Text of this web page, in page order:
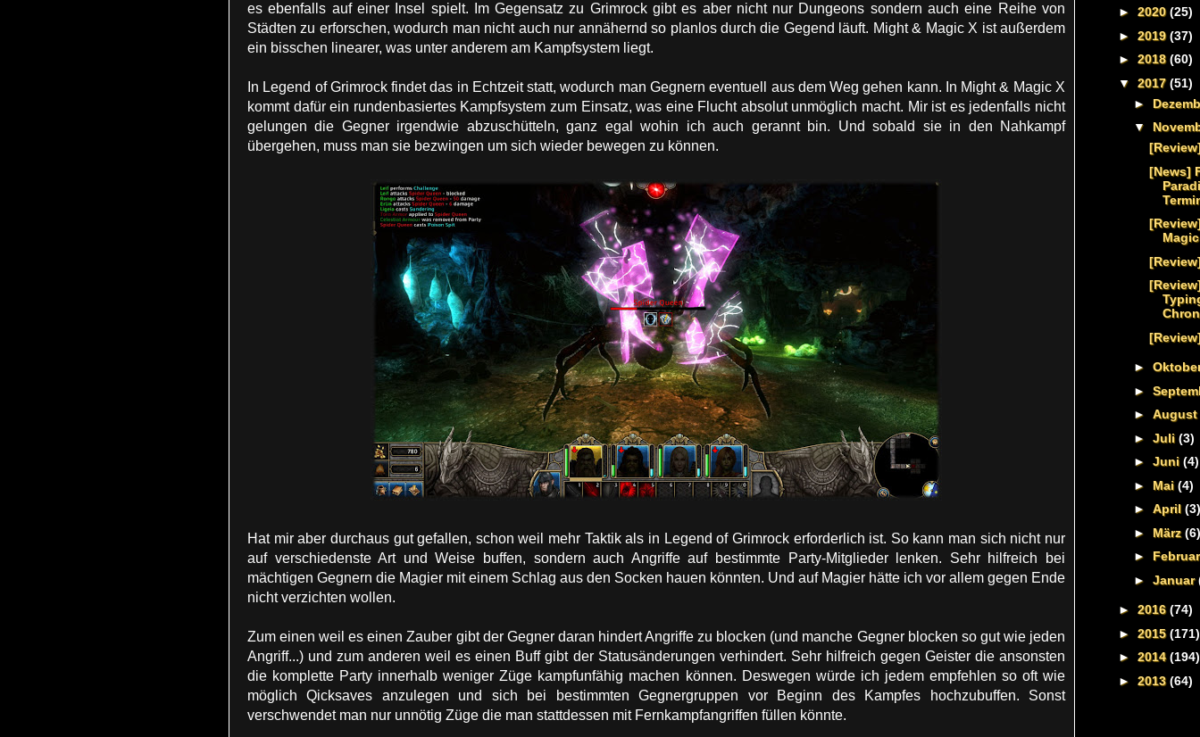
es ebenfalls auf einer Insel spielt. Im Gegensatz zu Grimrock gibt es aber nicht nur Dungeons sondern auch eine Reihe von
Städten zu erforschen, wodurch man nicht auch nur annähernd so planlos durch die Gegend läuft. Might & Magic X ist außerdem
ein bisschen linearer, was unter anderem am Kampfsystem liegt.
In Legend of Grimrock findet das in Echtzeit statt, wodurch man Gegnern eventuell aus dem Weg gehen kann. In Might & Magic X
kommt dafür ein rundenbasiertes Kampfsystem zum Einsatz, was eine Flucht absolut unmöglich macht. Mir ist es jedenfalls nicht
gelungen die Gegner irgendwie abzuschütteln, ganz egal wohin ich auch gerannt bin. Und sobald sie in den Nahkampf
übergehen, muss man sie bezwingen um sich wieder bewegen zu können.
Hat mir aber durchaus gut gefallen, schon weil mehr Taktik als in Legend of Grimrock erforderlich ist. So kann man sich nicht nur
auf verschiedenste Art und Weise buffen, sondern auch Angriffe auf bestimmte Party-Mitglieder lenken. Sehr hilfreich bei
mächtigen Gegnern die Magier mit einem Schlag aus den Socken hauen könnten. Und auf Magier hätte ich vor allem gegen Ende
nicht verzichten wollen.
Zum einen weil es einen Zauber gibt der Gegner daran hindert Angriffe zu blocken (und manche Gegner blocken so gut wie jeden
Angriff...) und zum anderen weil es einen Buff gibt der Statusänderungen verhindert. Sehr hilfreich gegen Geister die ansonsten
die komplette Party innerhalb weniger Züge kampfunfähig machen können. Deswegen würde ich jedem empfehlen so oft wie
möglich Qicksaves anzulegen und sich bei bestimmten Gegnergruppen vor Beginn des Kampfes hochzubuffen. Sonst
verschwendet man nur unnötig Züge die man stattdessen mit Fernkampfangriffen füllen könnte.
► 2020(25)
► 2019(37)
► 2018(60)
▼ 2017(51)
►
▼
[News]
►
►
► August
► Juli (3)
► Juni (4)
► Mai (4)
► April (3)
► März(6)
►
► Januar
► 2016(74)
► 2015(171)
► 2014(194)
► 2013(64)